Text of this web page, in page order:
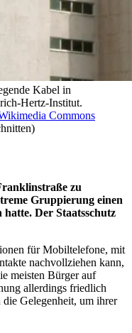
Kabel in
Hertz-Institut.
Commons
zu
Gruppierung einen
Der Staatsschutz
für Mobiltelefone, mit
nachvollziehen kann,
meisten Bürger auf
allerdings friedlich
Gelegenheit, um ihrer